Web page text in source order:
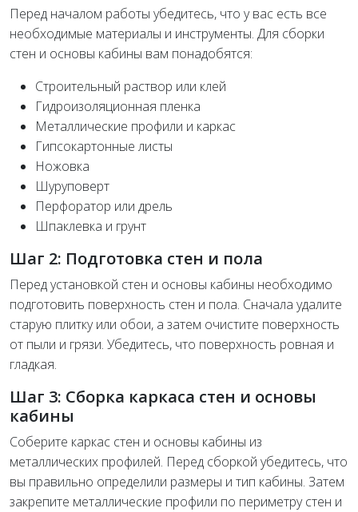
Перед началом работы убедитесь, что у вас есть все
необходимые материалы и инструменты. Для сборки
стен и основы кабины вам понадобятся:
Строительный раствор или клей
Гидроизоляционная пленка
Металлические профили и каркас
Гипсокартонные листы
Ножовка
Шуруповерт
Перфоратор или дрель
Шпаклевка и грунт
Шаг 2: Подготовка стен и пола
Перед установкой стен и основы кабины необходимо
подготовить поверхность стен и пола. Сначала удалите
старую плитку или обои, а затем очистите поверхность
от пыли и грязи. Убедитесь, что поверхность ровная и
гладкая.
Шаг 3: Сборка каркаса стен и основы
кабины
Соберите каркас стен и основы кабины из
металлических профилей. Перед сборкой убедитесь, что
вы правильно определили размеры и тип кабины. Затем
закрепите металлические профили по периметру стен и